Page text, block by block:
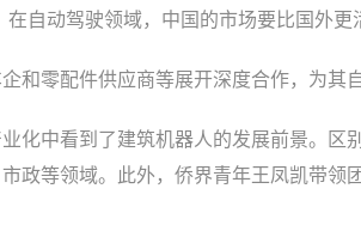
自动驾驶领域，中国的市场要比国外更
零配件供应商等展开深度合作，为其
中看到了建筑机器人的发展前景。区
政等领域。此外，侨界青年王凤凯带